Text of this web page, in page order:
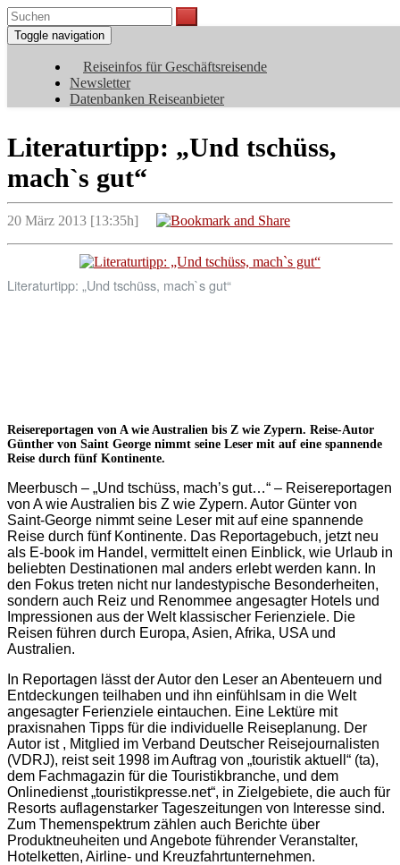
Toggle navigation
Reiseinfos für Geschäftsreisende
Newsletter
Datenbanken Reiseanbieter
Literaturtipp: „Und tschüss,
mach`s gut“
20 März 2013 [13:35h]
Literaturtipp: „Und tschüss, mach`s gut“
Reisereportagen von A wie Australien bis Z wie Zypern. Reise-Autor
Günther von Saint George nimmt seine Leser mit auf eine spannende
Reise durch fünf Kontinente.
Meerbusch – „Und tschüss, mach’s gut…“ – Reisereportagen
von A wie Australien bis Z wie Zypern. Autor Günter von
Saint-George nimmt seine Leser mit auf eine spannende
Reise durch fünf Kontinente. Das Reportagebuch, jetzt neu
als E-book im Handel, vermittelt einen Einblick, wie Urlaub in
beliebten Destinationen mal anders erlebt werden kann. In
den Fokus treten nicht nur landestypische Besonderheiten,
sondern auch Reiz und Renommee angesagter Hotels und
Impressionen aus der Welt klassischer Ferienziele. Die
Reisen führen durch Europa, Asien, Afrika, USA und
Australien.
In Reportagen lässt der Autor den Leser an Abenteuern und
Entdeckungen teilhaben und ihn einfühlsam in die Welt
angesagter Ferienziele eintauchen. Eine Lektüre mit
praxisnahen Tipps für die individuelle Reiseplanung. Der
Autor ist , Mitglied im Verband Deutscher Reisejournalisten
(VDRJ), reist seit 1998 im Auftrag von „touristik aktuell“ (ta),
dem Fachmagazin für die Touristikbranche, und dem
Onlinedienst „touristikpresse.net“, in Zielgebiete, die auch für
Resorts auflagenstarker Tageszeitungen von Interesse sind.
Zum Themenspektrum zählen auch Berichte über
Produktneuheiten und Angebote führender Veranstalter,
Hotelketten, Airline- und Kreuzfahrtunternehmen.